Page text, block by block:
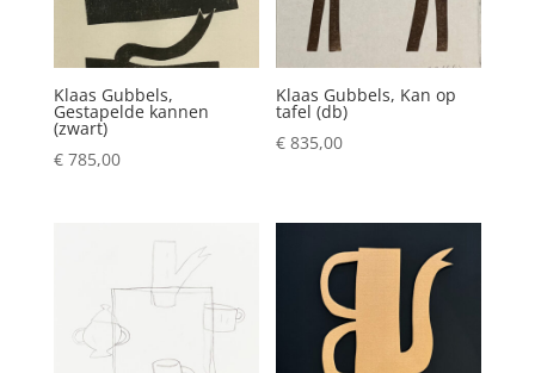
Klaas Gubbels,
Gestapelde kannen
(zwart)
€785,00
Klaas Gubbels, Kan op
tafel (db)
€ 835,00